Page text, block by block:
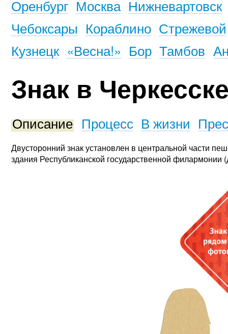
Оренбург Москва Нижневартовск
Чебоксары Кораблино Стрежевой
Кузнецк «Весна!» Бор Тамбов
Знак в
Описание Процесс В жизни
Двусторонний знак установлен в центральной части
здания Республиканской государственной филармонии